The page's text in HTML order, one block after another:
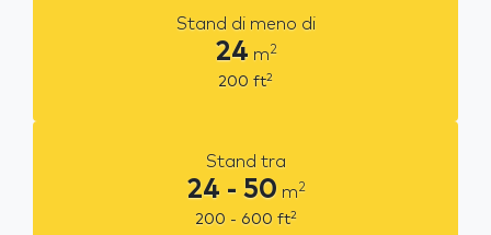
Stand di meno di
24 m2
200 ft2
Stand tra
24 - 50 m2
200 - 600 ft2